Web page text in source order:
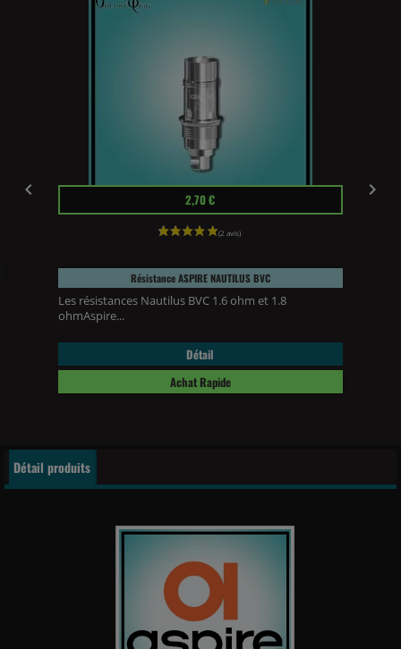
 Prix 2,70 €
Résistance ASPIRE NAUTILUS BVC
Les résistances Nautilus BVC 1.6 ohm et 1.8
ohmAspire...
Détail
Achat Rapide

Détail produits